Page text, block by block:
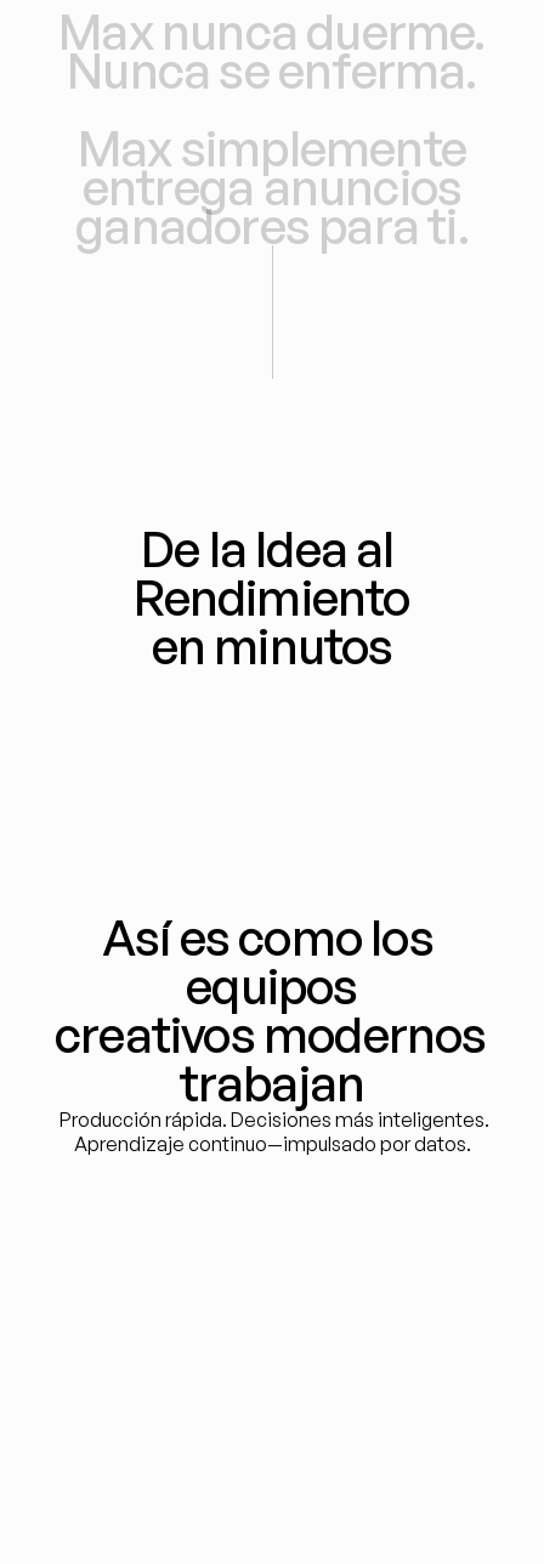
Max nunca duerme.
Nuncaseenferma.
Maxsimplemente
entregaanuncios
ganadores parati.
De la Idea al
Rendimiento
en minutos
Así es como los
equipos
creativos modernos
trabajan
Producción rápida. Decisiones más inteligentes.
Aprendizaje continuo—impulsado por datos.